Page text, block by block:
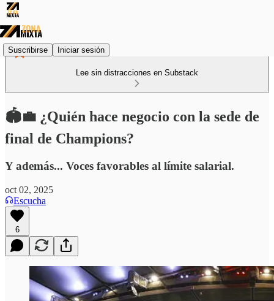
Suscribirse Iniciar sesión
Lee sin distracciones en Substack
🏟️💼 ¿Quién hace negocio con la sede de
final de Champions?
Y además... Voces favorables al límite salarial.
oct 02, 2025
Escucha
6